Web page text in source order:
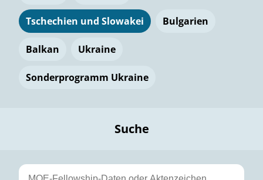
Tschechien und Slowakei Bulgarien
Balkan Ukraine
Sonderprogramm Ukraine
Suche